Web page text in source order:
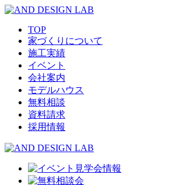
TOP
家づくりについて
施工実績
イベント
会社案内
モデルハウス
無料相談
資料請求
採用情報